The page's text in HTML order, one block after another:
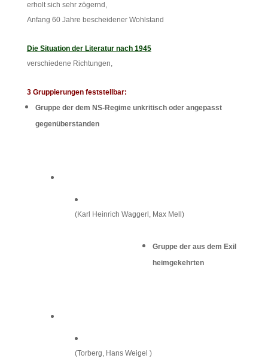
erholt sich sehr zögernd,
Anfang 60 Jahre bescheidener Wohlstand
Die Situation der Literatur nach 1945
verschiedene Richtungen,
3 Gruppierungen feststellbar:
Gruppe der dem NS-Regime unkritisch oder angepasst
gegenüberstanden
(Karl Heinrich Waggerl, Max Mell)
Gruppe der aus dem Exil
heimgekehrten
(Torberg, Hans Weigel )